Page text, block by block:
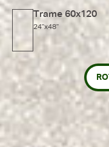
Trame 60x120
24"x48"